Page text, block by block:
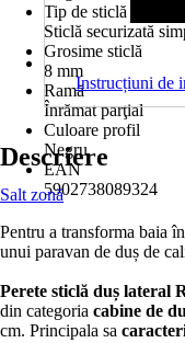
Tip de sticlă
Sticlă securizată
Grosime sticlă
8 mm
Ramă
Înrămat parţial
Culoare profil
Negru
EAN
5902738089324
Instrucțiuni de
Descriere
Salt zonă
Pentru a transforma baia
unui paravan de duș de
Perete sticlă duș lateral
din categoria cabine de
cm. Principala sa